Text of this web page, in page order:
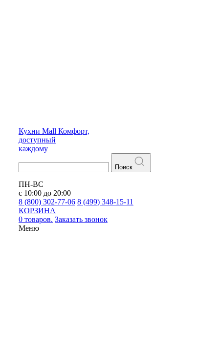
Кухни Mall Комфорт,
доступный
каждому
Поиск
ПН-ВС
с 10:00 до 20:00
8 (800) 302-77-06 8 (499) 348-15-11
КОРЗИНА
0 товаров. Заказать звонок
Меню